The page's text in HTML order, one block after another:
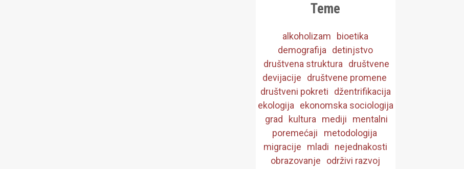
Teme
alkoholizam
bioetika
demografija detinjstvo
društvena struktura društvene
devijacije
društvene promene
društveni pokreti
džentrifikacija
ekologija ekonomska sociologija
grad
kultura mediji
mentalni
poremećaji
metodologija
migracije
mladi
nejednakosti
obrazovanje
održivi razvoj